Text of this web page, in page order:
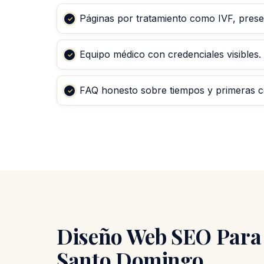
Páginas por tratamiento como IVF,
Equipo médico con credenciales visibles.
FAQ honesto sobre tiempos y primeras
Diseño Web SEO